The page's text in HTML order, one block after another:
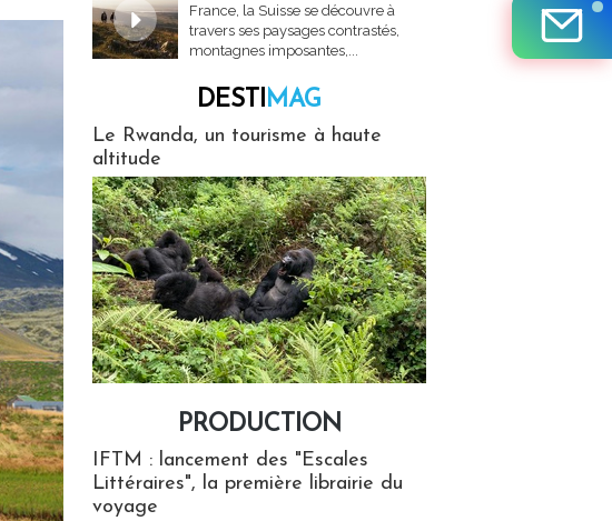
France, la Suisse se découvre à
travers ses paysages contrastés,
montagnes imposantes,...
DESTIMAG
Le Rwanda, un tourisme à haute
altitude
PRODUCTION
IFTM : lancement des "Escales
Littéraires", la première librairie du
voyage